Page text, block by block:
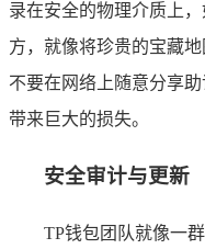
录在安全的物理介质上
方，就像将珍贵的宝藏
不要在网络上随意分享
带来巨大的损失。
安全审计与更新
TP钱包团队就像一